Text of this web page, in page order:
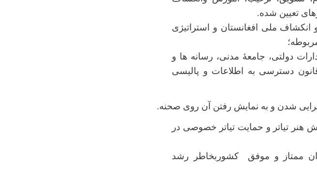
تعیین شده.
ملی افغانستان و استراتیژی
دولتی، جامعۀ مدنی، رسانه ها و
دسترسی به اطلاعات و پالیسی
شدن و به نمایش رفتن آن روی صحنه.
هنر تیاتر و حمایت تیاتر خصوصی در
ممتاز و موفق کشوربخاطر رشد